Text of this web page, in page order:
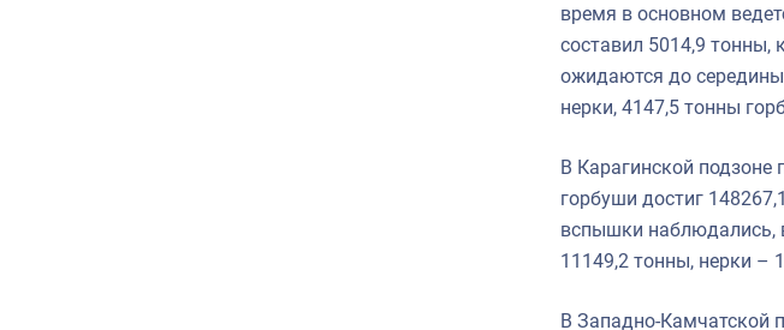
время в основном
составил 5014,9
ожидаются до середины
нерки, 4147,5 тонны
В Карагинской подзоне
горбуши достиг
вспышки наблюдались,
11149,2 тонны, нерки –
В Западно-Камчатской